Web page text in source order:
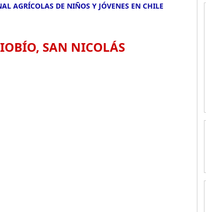
AGRÍCOLAS DE NIÑOS Y JÓVENES EN CHILE
SAN NICOLÁS